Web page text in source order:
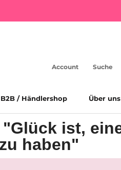
B2B / Händlershop
Über uns
Account Suche
ist,
haben"